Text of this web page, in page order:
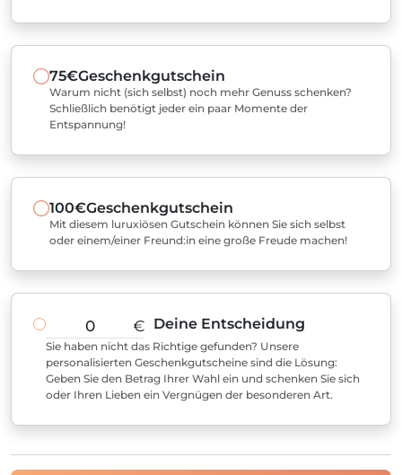
75€Geschenkgutschein
Warum nicht (sich selbst) noch mehr Genuss schenken?
Schließlich benötigt jeder ein paar Momente der
Entspannung!
100€Geschenkgutschein
Mit diesem luruxiösen Gutschein können Sie sich selbst
oder einem/einer Freund:in eine große Freude machen!
€ Deine Entscheidung
Sie haben nicht das Richtige gefunden? Unsere
personalisierten Geschenkgutscheine sind die Lösung:
Geben Sie den Betrag Ihrer Wahl ein und schenken Sie sich
oder Ihren Lieben ein Vergnügen der besonderen Art.